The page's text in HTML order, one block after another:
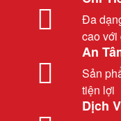
Đa
cao với
An
Sản
tiện lợi
Dịch